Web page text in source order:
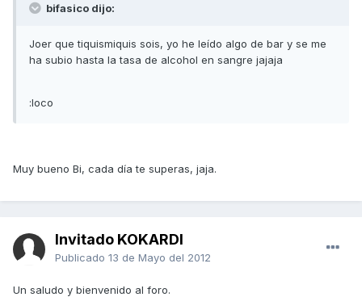
bifasico dijo:
Joer que tiquismiquis sois, yo he leído algo de bar y se me
ha subio hasta la tasa de alcohol en sangre jajaja
:loco
Muy bueno Bi, cada día te superas, jaja.
Invitado KOKARDI
Publicado 13 de Mayo del 2012
Un saludo y bienvenido al foro.